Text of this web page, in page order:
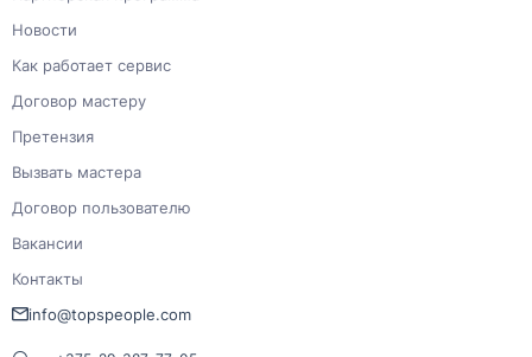
Новости
Как работает сервис
Договор мастеру
Претензия
Вызвать мастера
Договор пользователю
Вакансии
Контакты
info@topspeople.com